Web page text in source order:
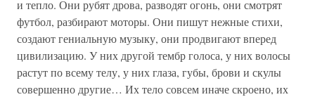
и тепло. Они рубят дрова, разводят огонь, они смотрят
футбол, разбирают моторы. Они пишут нежные стихи,
создают гениальную музыку, они продвигают вперед
цивилизацию. У них другой тембр голоса, у них волосы
растут по всему телу, у них глаза, губы, брови и скулы
совершенно другие… Их тело совсем иначе скроено, их